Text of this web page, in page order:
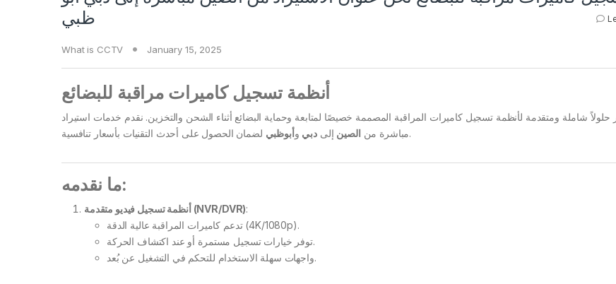
ظبي
What is CCTV January 15, 2025
أنظمة تسجيل كاميرات مراقبة للبضائع
حلولاً شاملة ومتقدمة لأنظمة تسجيل كاميرات المراقبة المصممة خصيصًا لمتابعة وحماية البضائع أثناء الشحن والتخزين. نقدم خدمات استيراد
مباشرة من الصين إلى دبي وأبوظبي لضمان الحصول على أحدث التقنيات بأسعار تنافسية.
ما نقدمه:
أنظمة تسجيل فيديو متقدمة (NVR/DVR):
تدعم كاميرات المراقبة عالية الدقة (4K/1080p).
توفر خيارات تسجيل مستمرة أو عند اكتشاف الحركة.
واجهات سهلة الاستخدام للتحكم في التشغيل عن بُعد.